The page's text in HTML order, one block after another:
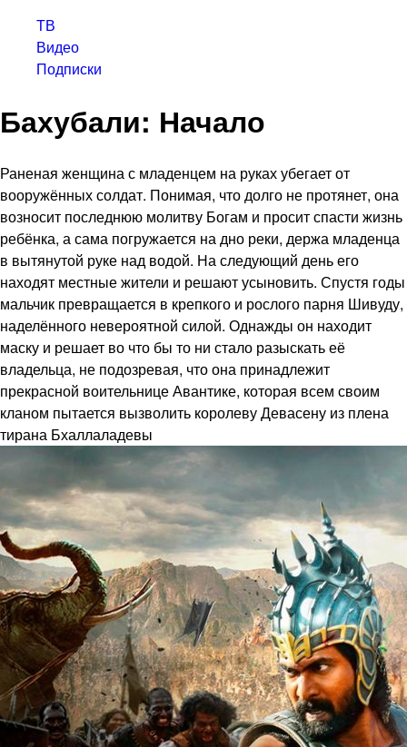
ТВ
Видео
Подписки
Бахубали: Начало
Раненая женщина с младенцем на руках убегает от
вооружённых солдат. Понимая, что долго не протянет, она
возносит последнюю молитву Богам и просит спасти жизнь
ребёнка, а сама погружается на дно реки, держа младенца
в вытянутой руке над водой. На следующий день его
находят местные жители и решают усыновить. Спустя годы
мальчик превращается в крепкого и рослого парня Шивуду,
наделённого невероятной силой. Однажды он находит
маску и решает во что бы то ни стало разыскать её
владельца, не подозревая, что она принадлежит
прекрасной воительнице Авантике, которая всем своим
кланом пытается вызволить королеву Девасену из плена
тирана Бхаллаладевы